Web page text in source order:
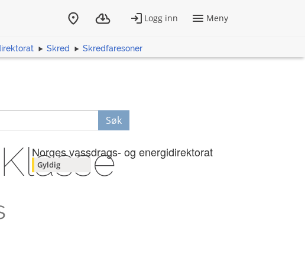
Skred Skredfaresoner
Søk
Norges vassdrags- og energidirektorat
Gyldig